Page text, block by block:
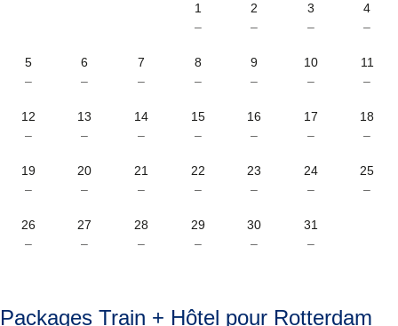
1
–
2
–
3
–
4
–
5
–
6
–
7
–
8
–
9
–
10
–
11
–
12
–
13
–
14
–
15
–
16
–
17
–
18
–
19
–
20
–
21
–
22
–
23
–
24
–
25
–
26
–
27
–
28
–
29
–
30
–
31
–
Packages Train + Hôtel pour Rotterdam